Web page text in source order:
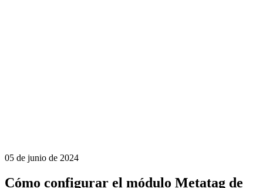
05 de junio de 2024
Cómo configurar el módulo Metatag de